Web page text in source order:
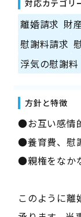
対応カテゴリ
離婚請求 財
慰謝料請求
浮気の慰謝料
方針と特徴
●お互い感情
●養育費、慰
●親権をなか
このように離